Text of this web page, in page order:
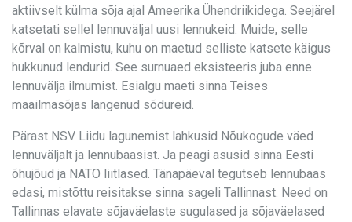
aktiivselt külma sõja ajal Ameerika Ühendriikidega. Seejärel
katsetati sellel lennuväljal uusi lennukeid. Muide, selle
kõrval on kalmistu, kuhu on maetud selliste katsete käigus
hukkunud lendurid. See surnuaed eksisteeris juba enne
lennuvälja ilmumist. Esialgu maeti sinna Teises
maailmasõjas langenud sõdureid.
Pärast NSV Liidu lagunemist lahkusid Nõukogude väed
lennuväljalt ja lennubaasist. Ja peagi asusid sinna Eesti
õhujõud ja NATO liitlased. Tänapäeval tegutseb lennubaas
edasi, mistõttu reisitakse sinna sageli Tallinnast. Need on
Tallinnas elavate sõjaväelaste sugulased ja sõjaväelased